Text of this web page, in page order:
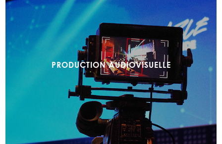
PRODUCTION AUDIOVISUELLE